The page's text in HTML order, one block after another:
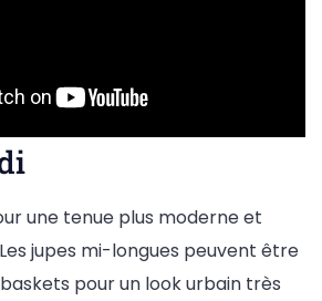
une tenue plus moderne et
jupes mi-longues peuvent être
pour un look urbain très